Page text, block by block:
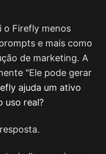
o Firefly menos
e mais como
de marketing. A
"Ele pode gerar
ajuda um ativo
uso real?